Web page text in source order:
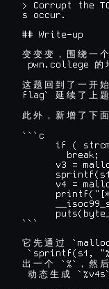
> Corrupt the
s occur.
## Write-up
变 变 变 ， 围 绕 一 个
pwn.college 的
这 题 回 到 了 一 开 始
flag` 延 续 了 上 题
此 外 ， 新 增 了 下 面
```c
if (
        break;
v3 =
v4 =
```
它 先 通 过
`sprintf(s1,
出 一 个 `%` ， 然 后
动 态 生 成